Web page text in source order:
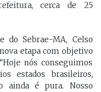
cerca de 25
do Sebrae-MA, Celso
etapa com objetivo
nós conseguimos
estados brasileiros,
ainda é pura. Nosso